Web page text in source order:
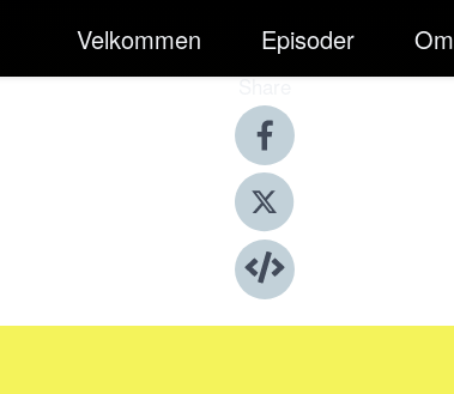
Velkommen Episoder Om
Share